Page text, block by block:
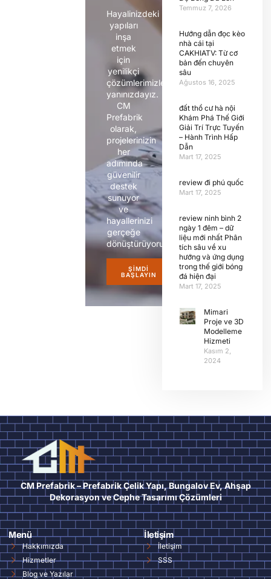
Hayalinizdeki
yapıları
inşa
etmek
için
yenilikçi
çözümlerimizle
yanınızdayız.
CM
Prefabrik
olarak,
projelerinizin
her
adımında
güvenilir
destek
sunuyor
ve
hayallerinizi
gerçeğe
dönüştürüyoruz.
ŞIMDI
BAŞLAYIN
Temmuz 7, 2026
Hướng dẫn đọc kèo
nhà cái tại
CAKHIATV: Từ cơ
bản đến chuyên
sâu
Ağustos 16, 2025
đất thổ cư hà nội
Khám Phá Thế Giới
Giải Trí Trực Tuyến
– Hành Trình Hấp
Dẫn
Mart 17, 2025
review đi phú quốc
Mart 17, 2025
review ninh bình 2
ngày 1 đêm – dữ
liệu mới nhất Phân
tích sâu về xu
hướng và ứng dụng
trong thế giới bóng
đá hiện đại
Mart 17, 2025
Mimari
Proje ve 3D
Modelleme
Hizmeti
Kasım 2,
2024
CM Prefabrik – Prefabrik Çelik Yapı, Bungalov Ev, Ahşap
Dekorasyon ve Cephe Tasarımı Çözümleri
Menü
Hakkımızda
Hizmetler
Blog ve Yazılar
İletişim
İletişim
SSS